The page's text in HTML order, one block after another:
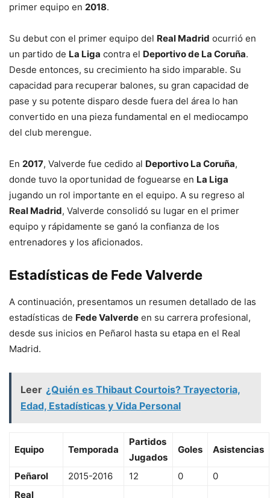
primer equipo en 2018.
Su debut con el primer equipo del Real Madrid ocurrió en
un partido de La Liga contra el Deportivo de La Coruña.
Desde entonces, su crecimiento ha sido imparable. Su
capacidad para recuperar balones, su gran capacidad de
pase y su potente disparo desde fuera del área lo han
convertido en una pieza fundamental en el mediocampo
del club merengue.
En 2017, Valverde fue cedido al Deportivo La Coruña,
donde tuvo la oportunidad de foguearse en La Liga
jugando un rol importante en el equipo. A su regreso al
Real Madrid, Valverde consolidó su lugar en el primer
equipo y rápidamente se ganó la confianza de los
entrenadores y los aficionados.
Estadísticas de Fede Valverde
A continuación, presentamos un resumen detallado de las
estadísticas de Fede Valverde en su carrera profesional,
desde sus inicios en Peñarol hasta su etapa en el Real
Madrid.
Leer ¿Quién es Thibaut Courtois? Trayectoria,
Edad, Estadísticas y Vida Personal
Equipo Temporada
Partidos
Jugados
Goles Asistencias
Peñarol 2015-2016 12 0
0
Real